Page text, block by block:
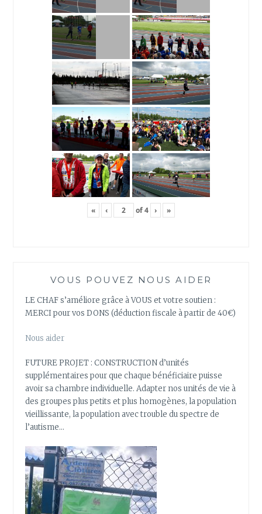
« ‹ of4 › »
VOUS POUVEZ NOUS AIDER
LE CHAF s’améliore grâce à VOUS et votre soutien :
MERCI pour vos DONS (déduction fiscale à partir de 40€)
Nous aider
FUTURE PROJET : CONSTRUCTION d’unités
supplémentaires pour que chaque bénéficiaire puisse
avoir sa chambre individuelle. Adapter nos unités de vie à
des groupes plus petits et plus homogènes, la population
vieillissante, la population avec trouble du spectre de
l’autisme…